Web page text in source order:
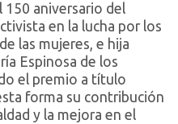
150 aniversario del
en la lucha por los
las mujeres, e hija
Espinosa de los
el premio a título
forma su contribución
y la mejora en el